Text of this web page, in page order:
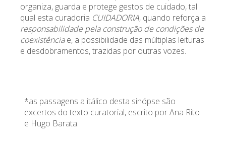
organiza, guarda e protege gestos de cuidado, tal
qual esta curadoria CUIDADORIA, quando reforça a
responsabilidade pela construção de condições de
coexistênciae, a possibilidade das múltiplas leituras
e desdobramentos, trazidas por outras vozes.
*as passagens a itálico desta sinópse são
excertos do texto curatorial, escrito porAna Rito
e Hugo Barata.